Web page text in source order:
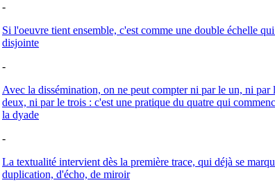
-
Si l'oeuvre tient ensemble, c'est comme une double échelle
disjointe
-
Avec la dissémination, on ne peut compter ni par le un, ni par
deux, ni par le trois : c'est une pratique du quatre qui
la dyade
-
La textualité intervient dès la première trace, qui déjà se
duplication, d'écho, de miroir